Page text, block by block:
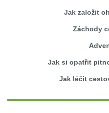
Jak založit
Záchody
Jak si opatřit
Jak léčit